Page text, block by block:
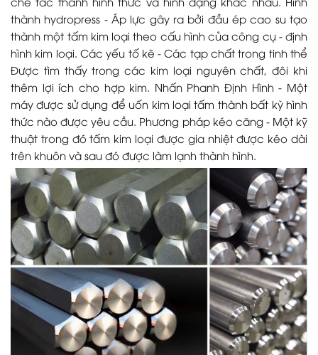
thành hydropress - Áp lực gây ra bởi đầu ép cao su tạo
thành một tấm kim loại theo cấu hình của công cụ - định
hình kim loại. Các yếu tố kẽ - Các tạp chất trong tinh thể
Được tìm thấy trong các kim loại nguyên chất, đôi khi
thêm lợi ích cho hợp kim. Nhấn Phanh Định Hình - Một
máy được sử dụng để uốn kim loại tấm thành bất kỳ hình
thức nào được yêu cầu. Phương pháp kéo căng - Một kỹ
thuật trong đó tấm kim loại được gia nhiệt được kéo dài
trên khuôn và sau đó được làm lạnh thành hình.